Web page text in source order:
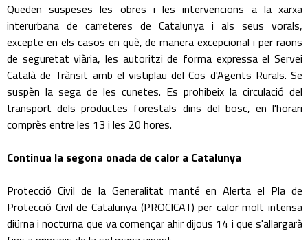
Queden suspeses les obres i les intervencions a la xarxa
interurbana de carreteres de Catalunya i als seus vorals,
excepte en els casos en què, de manera excepcional i per raons
de seguretat viària, les autoritzi de forma expressa el Servei
Català de Trànsit amb el vistiplau del Cos d'Agents Rurals. Se
suspèn la sega de les cunetes. Es prohibeix la circulació del
transport dels productes forestals dins del bosc, en l'horari
comprès entre les 13 i les 20 hores.
Continua la segona onada de calor a Catalunya
Protecció Civil de la Generalitat manté en Alerta el Pla de
Protecció Civil de Catalunya (PROCICAT) per calor molt intensa
diürna i nocturna que va començar ahir dijous 14 i que s'allargarà